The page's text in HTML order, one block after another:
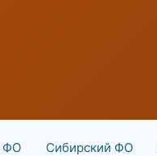
ФО Сибирский ФО